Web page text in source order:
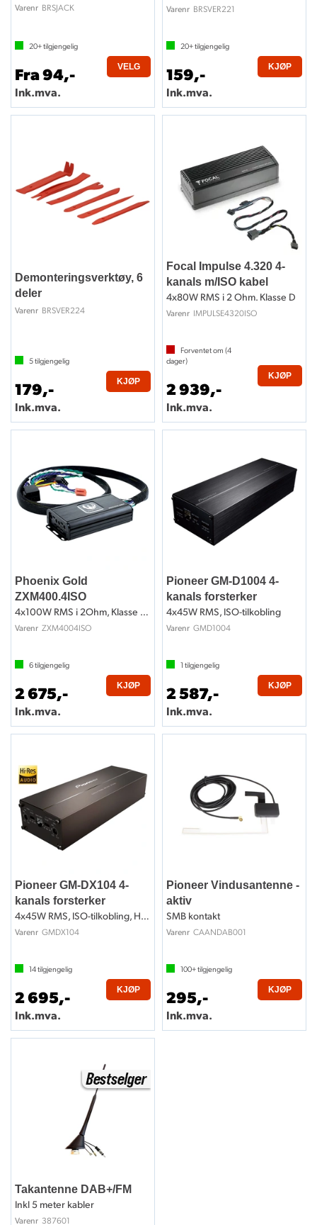
Varenr BRSJACK
20+tilgjengelig
Fra 94,-
Ink.mva.
VELG
Varenr BRSVER221
20+tilgjengelig
159,-
Ink.mva.
KJØP
Demonteringsverktøy, 6
deler
Varenr BRSVER224
5tilgjengelig
179,-
Ink.mva.
KJØP
Focal Impulse 4.320 4-
kanals m/ISO kabel
4x80W RMS i 2 Ohm. Klasse D
Varenr IMPULSE4320ISO
Forventet om (4
dager)
2 939,-
Ink.mva.
KJØP
Phoenix Gold
ZXM400.4ISO
4x100W RMS i 2Ohm, Klasse D, ISO-kobling
Varenr ZXM4004ISO
6tilgjengelig
2 675,-
Ink.mva.
KJØP
Pioneer GM-D1004 4-
kanals forsterker
4x45W RMS, ISO-tilkobling
Varenr GMD1004
1 tilgjengelig
2 587,-
Ink.mva.
KJØP
Pioneer GM-DX104 4-
kanals forsterker
4x45W RMS, ISO-tilkobling, Hi-Res
Varenr GMDX104
14tilgjengelig
2 695,-
Ink.mva.
KJØP
Pioneer Vindusantenne -
aktiv
SMB kontakt
Varenr CAANDAB001
100+tilgjengelig
295,-
Ink.mva.
KJØP
Takantenne DAB+/FM
Inkl 5 meter kabler
Varenr 387601